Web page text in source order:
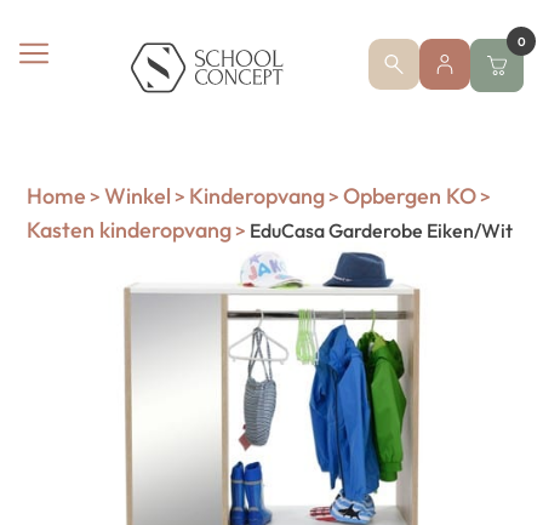
0
Home > Winkel > Kinderopvang> Opbergen KO>
Kasten kinderopvang> EduCasa Garderobe Eiken/Wit